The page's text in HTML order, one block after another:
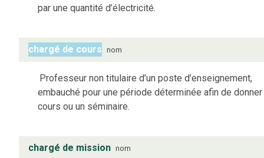
par une quantité d’électricité.
chargé de cours nom
Professeur non titulaire d’un poste d’enseignement,
embauché pour une période déterminée afin de donner
cours ou un séminaire.
chargé de mission nom